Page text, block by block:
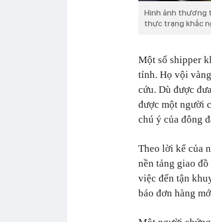
Hình ảnh thương
thực trạng khắc
Một số shipper
tỉnh. Họ vội
cứu. Dù được
được một người
chú ý của đông
Theo lời kể của
nền tảng giao
việc đến tận
báo đơn hàng